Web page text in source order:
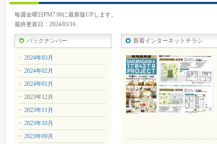
毎週金曜日PM7:00に最新版UPします。
最終更新日：2024/03/16
バックナンバー
2024年03月
2024年02月
2024年01月
2023年12月
2023年11月
2023年10月
2023年09月
新着インターネットチラシ